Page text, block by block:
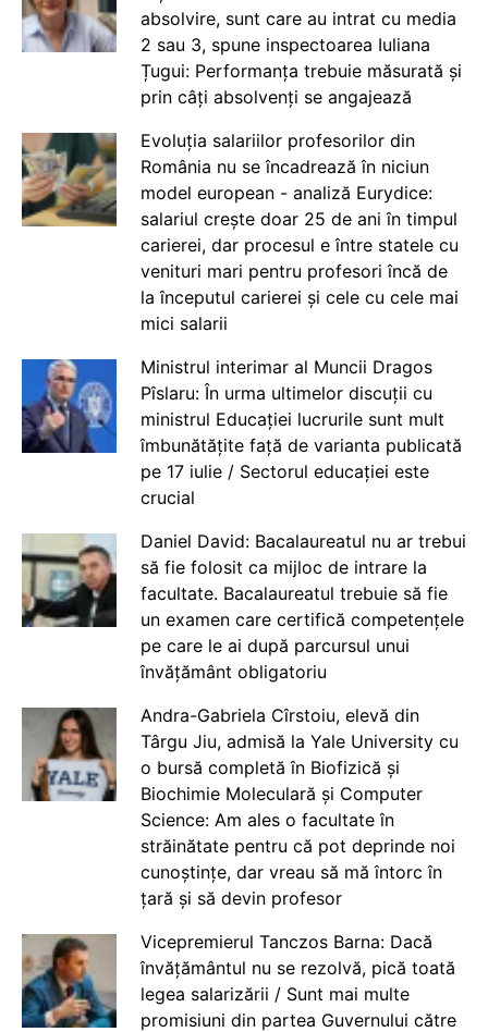
absolvire, sunt care au intrat cu media
2 sau 3, spune inspectoarea Iuliana
Țugui: Performanța trebuie măsurată și
prin câți absolvenți se angajează
Evoluția salariilor profesorilor din
România nu se încadrează în niciun
model european - analiză Eurydice:
salariul crește doar 25 de ani în timpul
carierei, dar procesul e între statele cu
venituri mari pentru profesori încă de
la începutul carierei și cele cu cele mai
mici salarii
Ministrul interimar al Muncii Dragos
Pîslaru: În urma ultimelor discuții cu
ministrul Educației lucrurile sunt mult
îmbunătățite față de varianta publicată
pe 17 iulie / Sectorul educației este
crucial
Daniel David: Bacalaureatul nu ar trebui
să fie folosit ca mijloc de intrare la
facultate. Bacalaureatul trebuie să fie
un examen care certifică competențele
pe care le ai după parcursul unui
învățământ obligatoriu
Andra-Gabriela Cîrstoiu, elevă din
Târgu Jiu, admisă la Yale University cu
o bursă completă în Biofizică și
Biochimie Moleculară și Computer
Science: Am ales o facultate în
străinătate pentru că pot deprinde noi
cunoștințe, dar vreau să mă întorc în
țară și să devin profesor
Vicepremierul Tanczos Barna: Dacă
învățământul nu se rezolvă, pică toată
legea salarizării / Sunt mai multe
promisiuni din partea Guvernului către